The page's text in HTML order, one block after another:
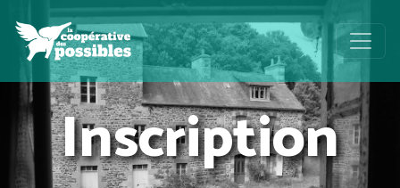
Inscription